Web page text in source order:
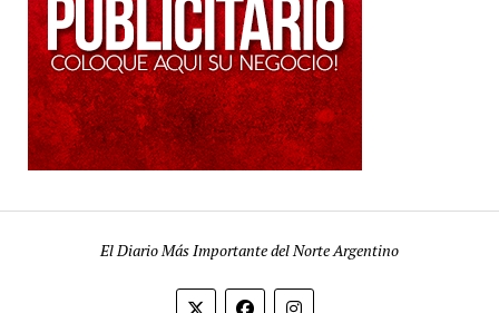
El Diario Más Importante del Norte Argentino